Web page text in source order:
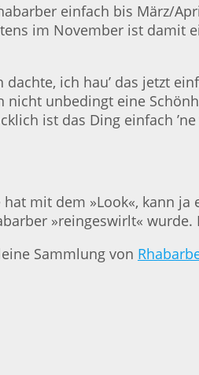
einfach bis März/
im November ist damit
ich hau’ das jetzt
nicht unbedingt eine
ist das Ding einfach
mit dem »Look«, kann
»reingeswirlt« wurde.
Sammlung von